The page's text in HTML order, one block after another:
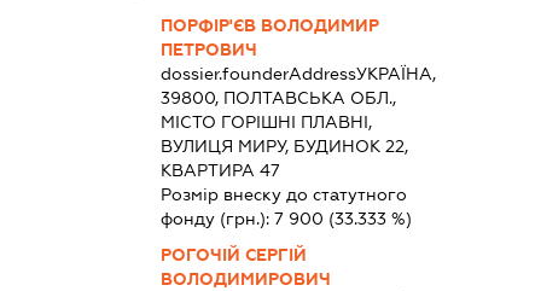
ПОРФІР'ЄВ ВОЛОДИМИР
ПЕТРОВИЧ
dossier.founderAddressУКРАЇНА,
39800, ПОЛТАВСЬКА ОБЛ.,
МІСТО ГОРІШНІ ПЛАВНІ,
ВУЛИЦЯ МИРУ, БУДИНОК 22,
КВАРТИРА 47
Розмір внеску до статутного
фонду (грн.):7 900 (33.333 %)
РОГОЧІЙ СЕРГІЙ
ВОЛОДИМИРОВИЧ